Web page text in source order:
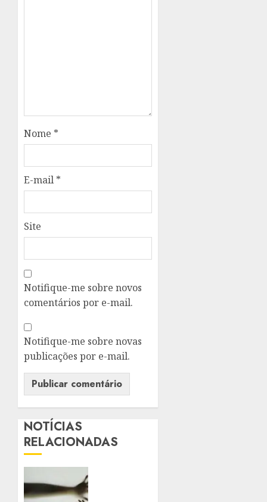
Nome *
E-mail *
Site
Notifique-me sobre novos
comentários por e-mail.
Notifique-me sobre novas
publicações por e-mail.
NOTÍCIAS
RELACIONADAS